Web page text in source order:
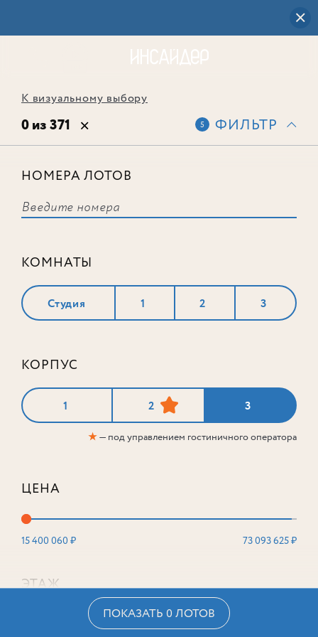
К визуальному выбору
0 из 371 5 ФИЛЬТР
НОМЕРА ЛОТОВ
КОМНАТЫ
Студия 1 2 3
КОРПУС
1 2 3
★— под управлением гостиничного оператора
ЦЕНА
15 400 060 ₽ 73 093 625 ₽
ЭТАЖ
ПОКАЗАТЬ 0 ЛОТОВ
соответствует ни одного лота